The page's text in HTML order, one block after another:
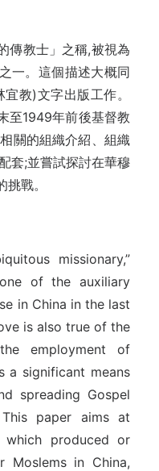
傳教士」之稱,被視為
一。這個描述大概同
教)文字出版工作。
至1949年前後基督教
關的組織介紹、組織
套;並嘗試探討在華穆
戰。
missionary,”
of the auxiliary
in China in the last
is also true of the
employment of
a significant means
spreading Gospel
This paper aims at
produced or
Moslems in China,